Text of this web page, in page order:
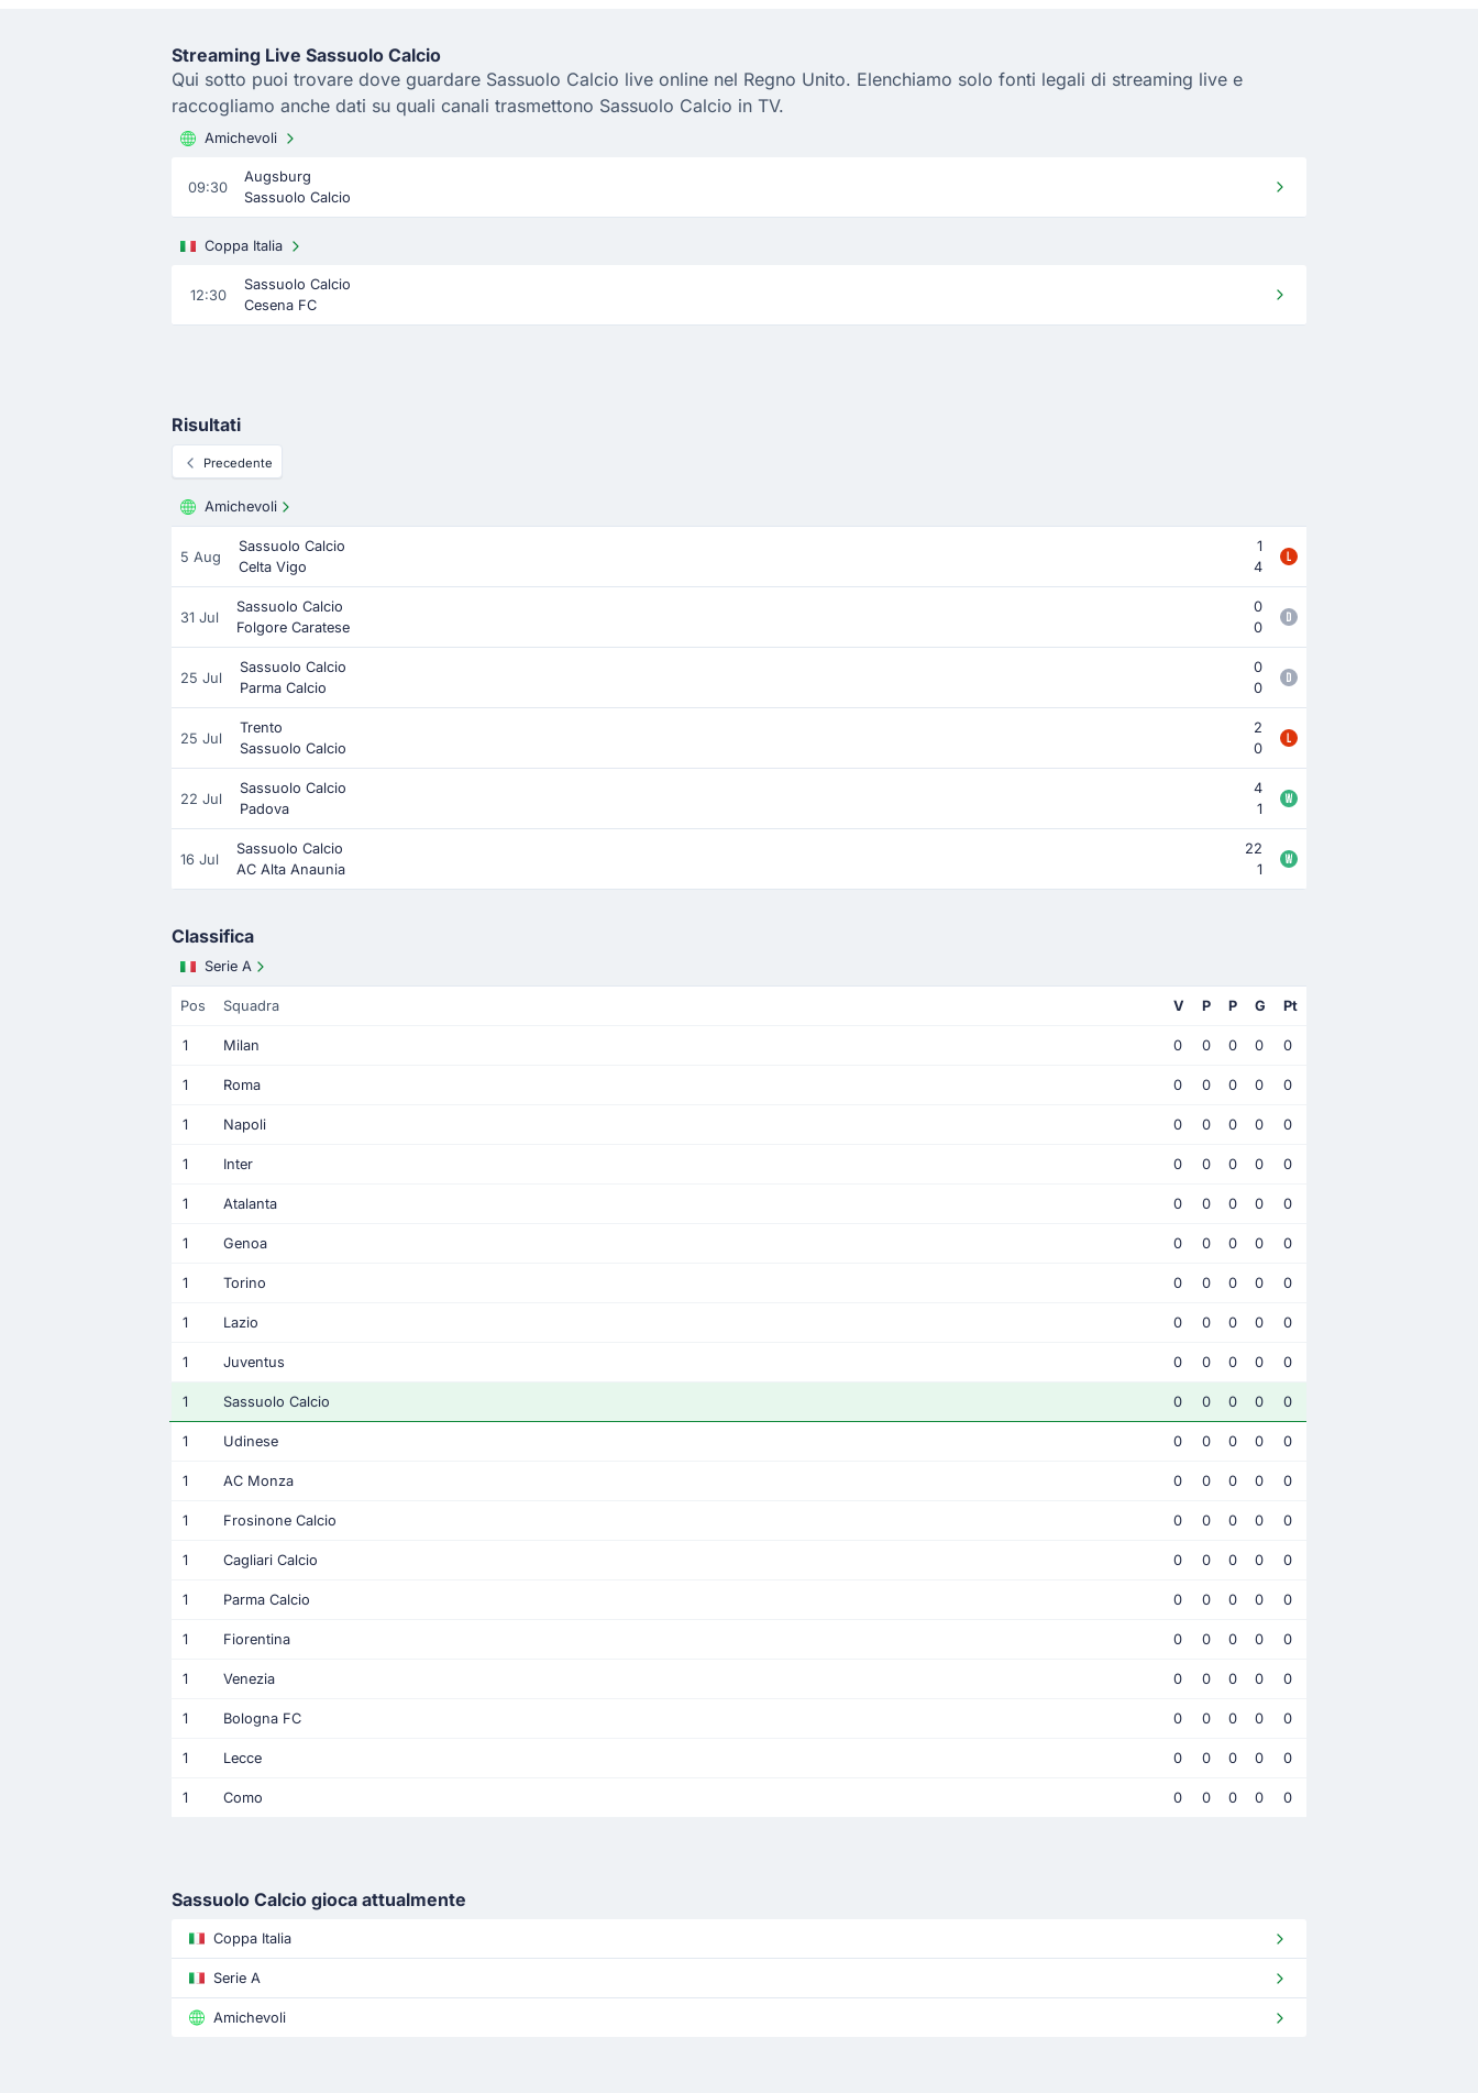
Streaming Live Sassuolo Calcio
Qui sotto puoi trovare dove guardare Sassuolo Calcio live online nel Regno Unito. Elenchiamo solo fonti legali di streaming live e
raccogliamo anche dati su quali canali trasmettono Sassuolo Calcio in TV.
Amichevoli
09:30
Augsburg
Sassuolo Calcio
Coppa Italia
12:30
Sassuolo Calcio
Cesena FC
Risultati
Precedente
Amichevoli
5 Aug
Sassuolo Calcio
1
Celta Vigo
4
31 Jul
Sassuolo Calcio
0
Folgore Caratese
0
25 Jul
Sassuolo Calcio
0
Parma Calcio
0
25 Jul
Trento
2
Sassuolo Calcio
0
22 Jul
Sassuolo Calcio
4
Padova
1
16 Jul
Sassuolo Calcio
22
AC Alta Anaunia
1
Classifica
Serie A
Pos Squadra V P P G Pt
1 Milan 0 0 0 0 0
1 Roma 0 0 0 0 0
1 Napoli 0 0 0 0 0
1 Inter 0 0 0 0 0
1 Atalanta 0 0 0 0 0
1 Genoa 0 0 0 0 0
1 Torino 0 0 0 0 0
1 Lazio 0 0 0 0 0
1 Juventus 0 0 0 0 0
1 Sassuolo Calcio 0 0 0 0 0
1 Udinese 0 0 0 0 0
1 AC Monza 0 0 0 0 0
1 Frosinone Calcio 0 0 0 0 0
1 Cagliari Calcio 0 0 0 0 0
1 Parma Calcio 0 0 0 0 0
1 Fiorentina 0 0 0 0 0
1 Venezia 0 0 0 0 0
1 Bologna FC 0 0 0 0 0
1 Lecce 0 0 0 0 0
1 Como 0 0 0 0 0
Sassuolo Calcio gioca attualmente
Coppa Italia
Serie A
Amichevoli